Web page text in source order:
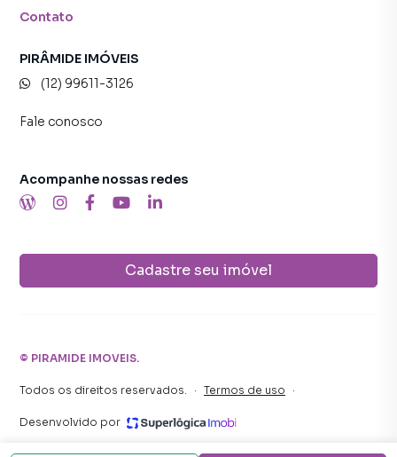
Contato
PIRÂMIDE IMÓVEIS
(12) 99611-3126
Fale conosco
Cadastre seu imóvel
Acompanhe nossas redes
© PIRAMIDE IMOVEIS.
Todos os direitos reservados. · Termos de uso ·
Desenvolvido por